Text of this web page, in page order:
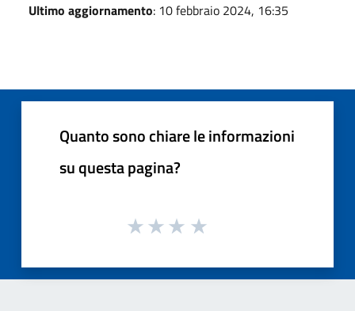
Ultimo aggiornamento: 10 febbraio 2024, 16:35
Quanto sono chiare le informazioni
su questa pagina?